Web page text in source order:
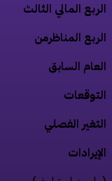
المالي الثالث
المناظرمن
السابق
الفصلي